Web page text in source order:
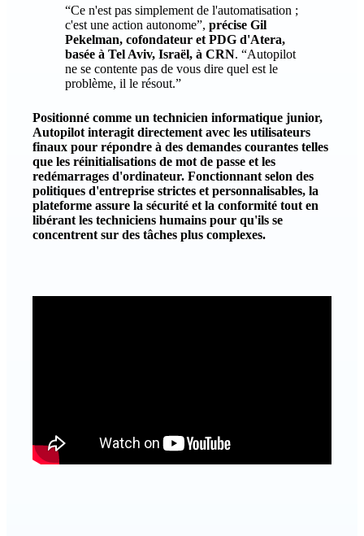
“Ce n'est pas simplement de l'automatisation ;
c'est une action autonome”, précise Gil
Pekelman, cofondateur et PDG d'Atera,
basée à Tel Aviv, Israël, à CRN. “Autopilot
ne se contente pas de vous dire quel est le
problème, il le résout.”
Positionné comme un technicien informatique junior,
Autopilot interagit directement avec les utilisateurs
finaux pour répondre à des demandes courantes telles
que les réinitialisations de mot de passe et les
redémarrages d'ordinateur. Fonctionnant selon des
politiques d'entreprise strictes et personnalisables, la
plateforme assure la sécurité et la conformité tout en
libérant les techniciens humains pour qu'ils se
concentrent sur des tâches plus complexes.